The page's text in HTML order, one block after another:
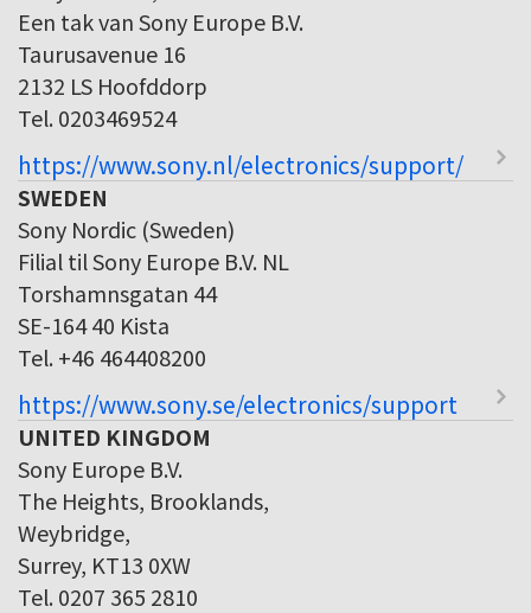
Een tak van Sony Europe B.V.
Taurusavenue 16
2132 LS Hoofddorp
Tel. 0203469524
https://www.sony.nl/electronics/support/
SWEDEN
Sony Nordic (Sweden)
Filial til Sony Europe B.V. NL
Torshamnsgatan 44
SE-164 40 Kista
Tel. +46 464408200
https://www.sony.se/electronics/support
UNITED KINGDOM
Sony Europe B.V.
The Heights, Brooklands,
Weybridge,
Surrey, KT13 0XW
Tel. 0207 365 2810